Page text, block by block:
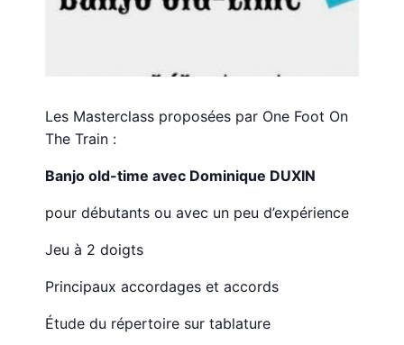
Les Masterclass proposées par One Foot On
The Train :
Banjo old-time avec Dominique DUXIN
pour débutants ou avec un peu d’expérience
Jeu à 2 doigts
Principaux accordages et accords
Étude du répertoire sur tablature